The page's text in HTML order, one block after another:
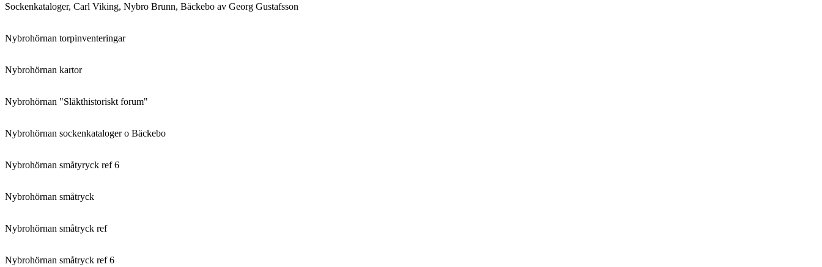
Sockenkataloger, Carl Viking, Nybro Brunn, Bäckebo av Georg Gustafsson
Nybrohörnan torpinventeringar
Nybrohörnan kartor
Nybrohörnan "Släkthistoriskt forum"
Nybrohörnan sockenkataloger o Bäckebo
Nybrohörnan småtyryck ref 6
Nybrohörnan småtryck
Nybrohörnan småtryck ref
Nybrohörnan småtryck ref 6